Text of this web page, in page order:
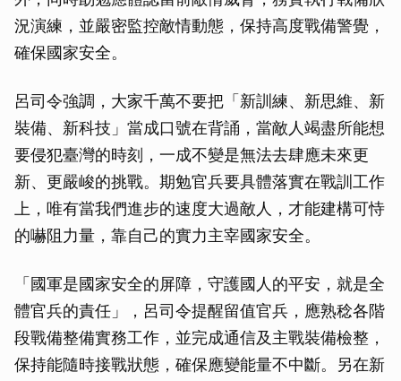
況演練，並嚴密監控敵情動態，保持高度戰備警覺，
確保國家安全。
呂司令強調，大家千萬不要把「新訓練、新思維、新
裝備、新科技」當成口號在背誦，當敵人竭盡所能想
要侵犯臺灣的時刻，一成不變是無法去肆應未來更
新、更嚴峻的挑戰。期勉官兵要具體落實在戰訓工作
上，唯有當我們進步的速度大過敵人，才能建構可恃
的嚇阻力量，靠自己的實力主宰國家安全。
「國軍是國家安全的屏障，守護國人的平安，就是全
體官兵的責任」，呂司令提醒留值官兵，應熟稔各階
段戰備整備實務工作，並完成通信及主戰裝備檢整，
保持能隨時接戰狀態，確保應變能量不中斷。另在新